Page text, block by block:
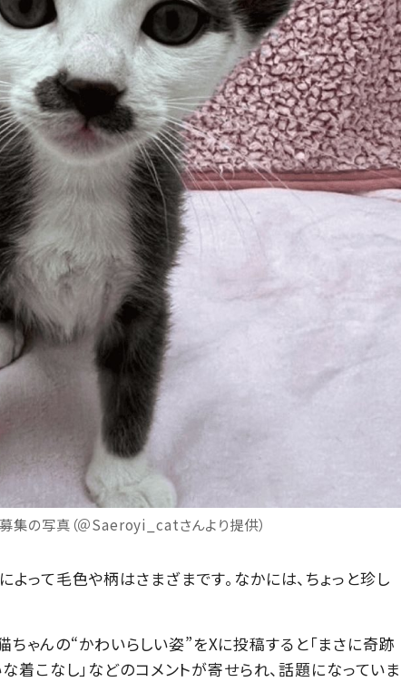
集の写真（＠Saeroyi_catさんより提供）
よって毛色や柄はさまざまです。なかには、ちょっと珍し
ゃんの“かわいらしい姿”をXに投稿すると「まさに奇跡
な着こなし」などのコメントが寄せられ、話題になっていま